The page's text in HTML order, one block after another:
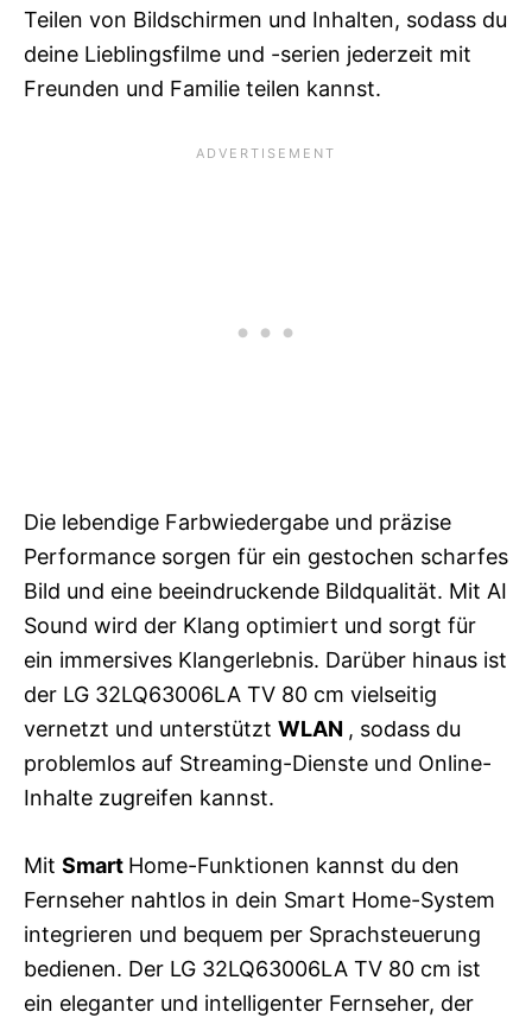
Teilen von Bildschirmen und Inhalten, sodass du
deine Lieblingsfilme und -serien jederzeit mit
Freunden und Familie teilen kannst.
Die lebendige Farbwiedergabe und präzise
Performance sorgen für ein gestochen scharfes
Bild und eine beeindruckende Bildqualität. Mit AI
Sound wird der Klang optimiert und sorgt für
ein immersives Klangerlebnis. Darüber hinaus ist
der LG 32LQ63006LA TV 80 cm vielseitig
vernetzt und unterstützt WLAN , sodass du
problemlos auf Streaming-Dienste und Online-
Inhalte zugreifen kannst.
Mit Smart Home-Funktionen kannst du den
Fernseher nahtlos in dein Smart Home-System
integrieren und bequem per Sprachsteuerung
bedienen. Der LG 32LQ63006LA TV 80 cm ist
ein eleganter und intelligenter Fernseher, der